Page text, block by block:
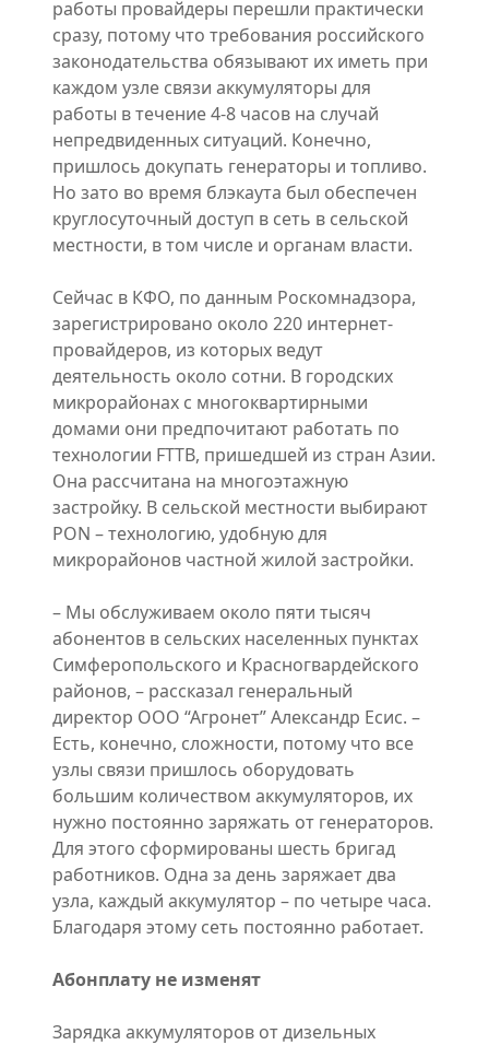
работы провайдеры перешли практически
сразу, потому что требования российского
законодательства обязывают их иметь при
каждом узле связи аккумуляторы для
работы в течение 4-8 часов на случай
непредвиденных ситуаций. Конечно,
пришлось докупать генераторы и топливо.
Но зато во время блэкаута был обеспечен
круглосуточный доступ в сеть в сельской
местности, в том числе и органам власти.
Сейчас в КФО, по данным Роскомнадзора,
зарегистрировано около 220 интернет-
провайдеров, из которых ведут
деятельность около сотни. В городских
микрорайонах с многоквартирными
домами они предпочитают работать по
технологии FTTB, пришедшей из стран Азии.
Она рассчитана на многоэтажную
застройку. В сельской местности выбирают
PON – технологию, удобную для
микрорайонов частной жилой застройки.
– Мы обслуживаем около пяти тысяч
абонентов в сельских населенных пунктах
Симферопольского и Красногвардейского
районов, – рассказал генеральный
директор ООО “Агронет” Александр Есис. –
Есть, конечно, сложности, потому что все
узлы связи пришлось оборудовать
большим количеством аккумуляторов, их
нужно постоянно заряжать от генераторов.
Для этого сформированы шесть бригад
работников. Одна за день заряжает два
узла, каждый аккумулятор – по четыре часа.
Благодаря этому сеть постоянно работает.
Абонплату не изменят
Зарядка аккумуляторов от дизельных